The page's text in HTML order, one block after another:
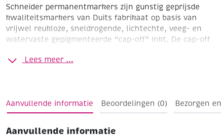
Schneider permanentmarkers zijn gunstig geprijsde
kwaliteitsmarkers van Duits fabrikaat op basis van
vrijwel reukloze, sneldrogende, lichtechte, veeg- en
watervaste gepigmenteerde “cap-off” inkt. De cap-off
dop kunnen liggen zonder uit te drogen. Met
Lees meer ...
Aanvullende informatie Beoordelingen (0) Bezorgen
Aanvullende informatie